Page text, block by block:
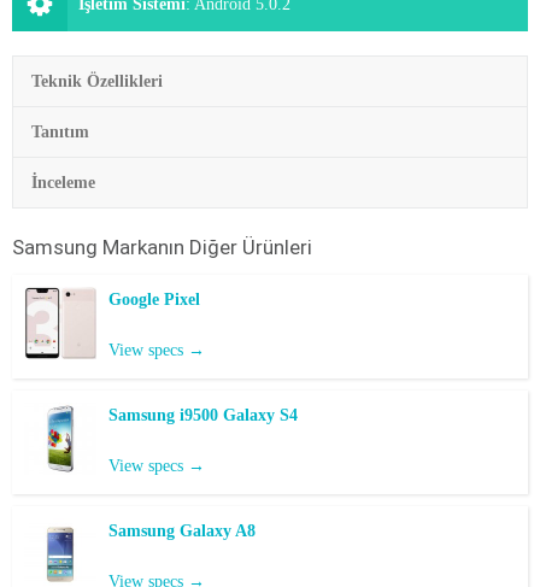
İşletim Sistemi: Android 5.0.2
Teknik Özellikleri
Tanıtım
İnceleme
Samsung Markanın Diğer Ürünleri
Google Pixel
View specs →
Samsung i9500 Galaxy S4
View specs →
Samsung Galaxy A8
View specs →